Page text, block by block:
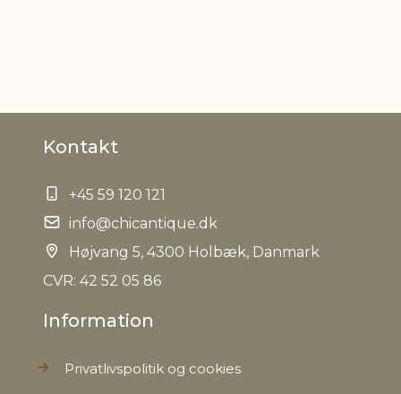
Kontakt
+45 59 120 121
info@chicantique.dk
Højvang 5, 4300 Holbæk, Danmark
CVR: 42 52 05 86
Information
Privatlivspolitik og cookies